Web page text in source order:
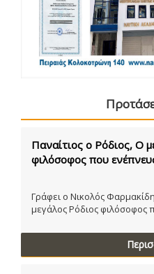
Παναίτιος ο Ρόδιος, Ο
φιλόσοφος που
Γράφει ο Νικολός
μεγάλος Ρόδιος φιλόσοφος